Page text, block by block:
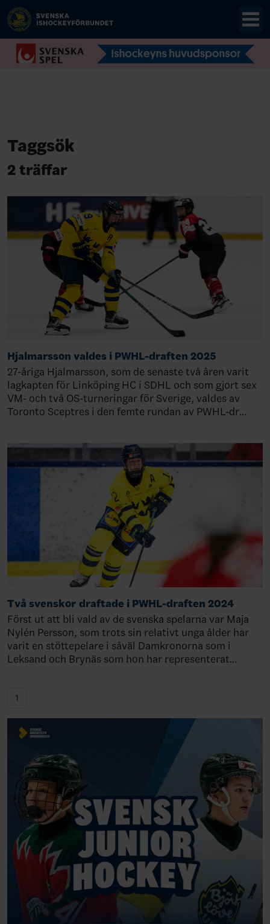
Taggsök
2 träffar
Hjalmarsson valdes i PWHL-draften 2025
27-åriga Hjalmarsson, som de senaste två åren varit
lagkapten för Linköping HC i SDHL och som gjort sex
VM- och två OS-turneringar för Sverige, valdes av
Toronto Sceptres i den femte rundan av PWHL-dr…
Två svenskor draftade i PWHL-draften 2024
Först ut att bli vald av de svenska spelarna var Maja
Nylén Persson, som trots sin relativt unga ålder har
varit en stöttepelare i såväl Damkronorna som i
Leksand och Brynäs som hon har representerat…
1